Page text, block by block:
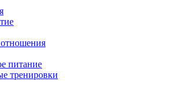
питание
тренировки